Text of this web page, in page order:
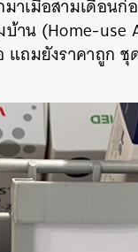
าเมื่อสามเดือน
าน (Home-use
แถมยังราคาถูก